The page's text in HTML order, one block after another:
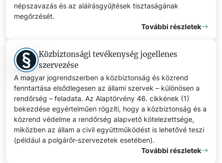
népszavazás és az aláírásgyűjtések tisztaságának
megőrzését.
További részletek
Közbiztonsági tevékenység jogellenes
szervezése
A magyar jogrendszerben a közbiztonság és közrend
fenntartása elsődlegesen az állami szervek – különösen a
rendőrség – feladata. Az Alaptörvény 46. cikkének (1)
bekezdése egyértelműen rögzíti, hogy a közbiztonság és a
közrend védelme a rendőrség alapvető kötelezettsége,
miközben az állam a civil együttműködést is lehetővé teszi
(például a polgárőr-szervezetek esetében).
További részletek